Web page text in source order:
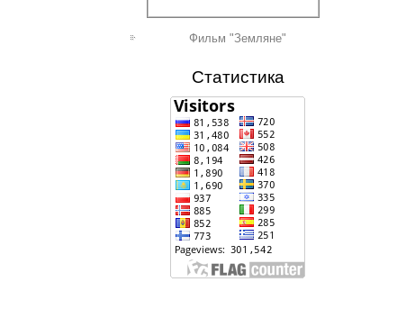
Фильм "Земляне"
Статистика